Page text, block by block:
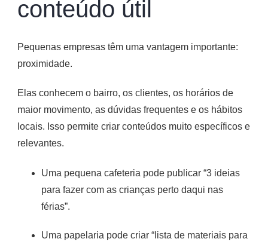
conteúdo útil
Pequenas empresas têm uma vantagem importante:
proximidade.
Elas conhecem o bairro, os clientes, os horários de
maior movimento, as dúvidas frequentes e os hábitos
locais. Isso permite criar conteúdos muito específicos e
relevantes.
Uma pequena cafeteria pode publicar “3 ideias
para fazer com as crianças perto daqui nas
férias”.
Uma papelaria pode criar “lista de materiais para